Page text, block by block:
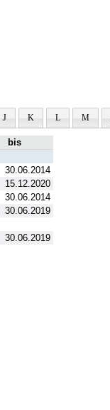
J K L M
bis
30.06.2014
15.12.2020
30.06.2014
30.06.2019
30.06.2019